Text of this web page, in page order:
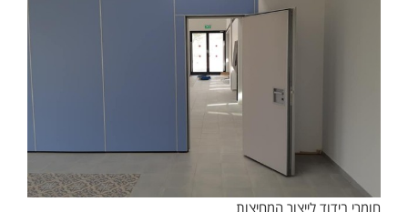
חומרי בידוד לייצור המחיצות